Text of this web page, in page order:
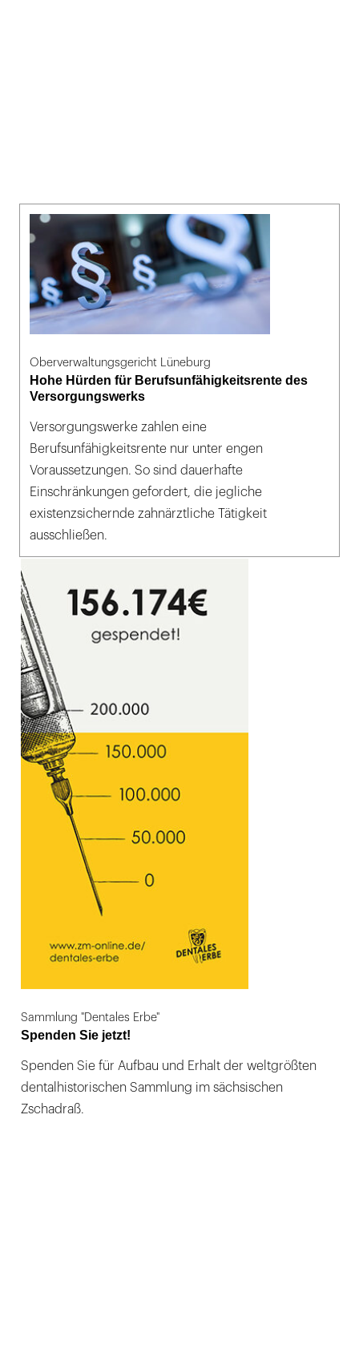
Oberverwaltungsgericht Lüneburg
Hohe Hürden für Berufsunfähigkeitsrente des
Versorgungswerks
Versorgungswerke zahlen eine
Berufsunfähigkeitsrente nur unter engen
Voraussetzungen. So sind dauerhafte
Einschränkungen gefordert, die jegliche
existenzsichernde zahnärztliche Tätigkeit
ausschließen.
Sammlung "Dentales Erbe"
Spenden Sie jetzt!
Spenden Sie für Aufbau und Erhalt der weltgrößten
dentalhistorischen Sammlung im sächsischen
Zschadraß.